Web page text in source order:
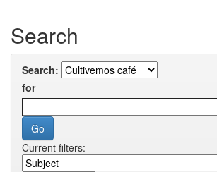
Search
Search:
for
Current filters: